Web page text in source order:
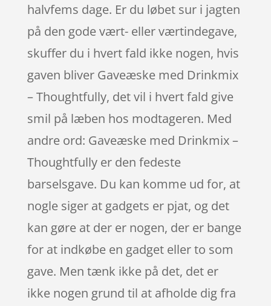
halvfems dage. Er du løbet sur i jagten
på den gode vært- eller værtindegave,
skuffer du i hvert fald ikke nogen, hvis
gaven bliver Gaveæske med Drinkmix
– Thoughtfully, det vil i hvert fald give
smil på læben hos modtageren. Med
andre ord: Gaveæske med Drinkmix –
Thoughtfully er den fedeste
barselsgave. Du kan komme ud for, at
nogle siger at gadgets er pjat, og det
kan gøre at der er nogen, der er bange
for at indkøbe en gadget eller to som
gave. Men tænk ikke på det, det er
ikke nogen grund til at afholde dig fra